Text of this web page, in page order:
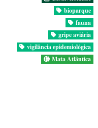
bioparque
fauna
gripe aviária
vigilância epidemiológica
Mata Atlântica